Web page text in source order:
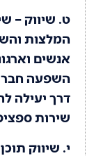
ט. שיווק –
המלצות
אנשים
השפעה
דרך יעילה
שירות
י. שיווק